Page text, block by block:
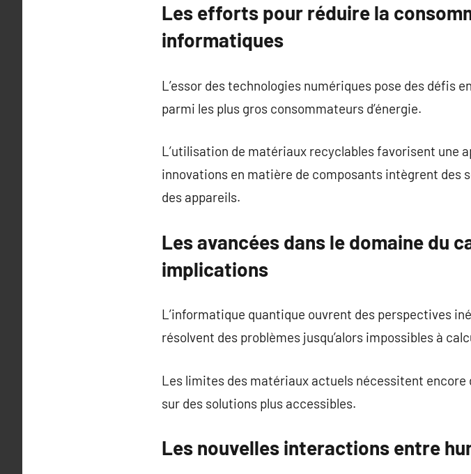
Les efforts pour réduire la
informatiques
L’essor des technologies numériques pose des défis
parmi les plus gros consommateurs d’énergie.
L’utilisation de matériaux recyclables favorisent une
innovations en matière de composants intègrent des
des appareils.
Les avancées dans le domaine du
implications
L’informatique quantique ouvrent des perspectives
résolvent des problèmes jusqu’alors impossibles à
Les limites des matériaux actuels nécessitent
sur des solutions plus accessibles.
Les nouvelles interactions entre